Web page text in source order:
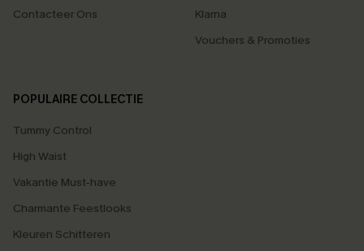
Contacteer Ons
Klarna
Vouchers & Promoties
POPULAIRE COLLECTIE
Tummy Control
High Waist
Vakantie Must-have
Charmante Feestlooks
Kleuren Schitteren